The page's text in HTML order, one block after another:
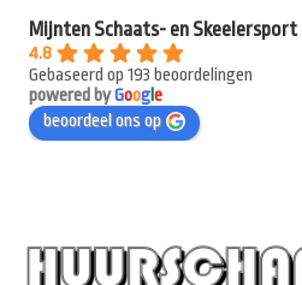
Mijnten Schaats- en Skeelersport
4.8
Gebaseerd op 193 beoordelingen
powered byGooge
beoordeel ons op